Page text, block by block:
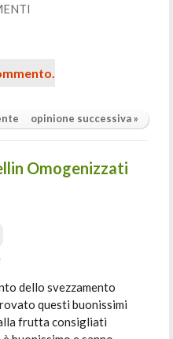
opinione successiva »
Omogenizzati
dello svezzamento
questi buonissimi
frutta consigliati